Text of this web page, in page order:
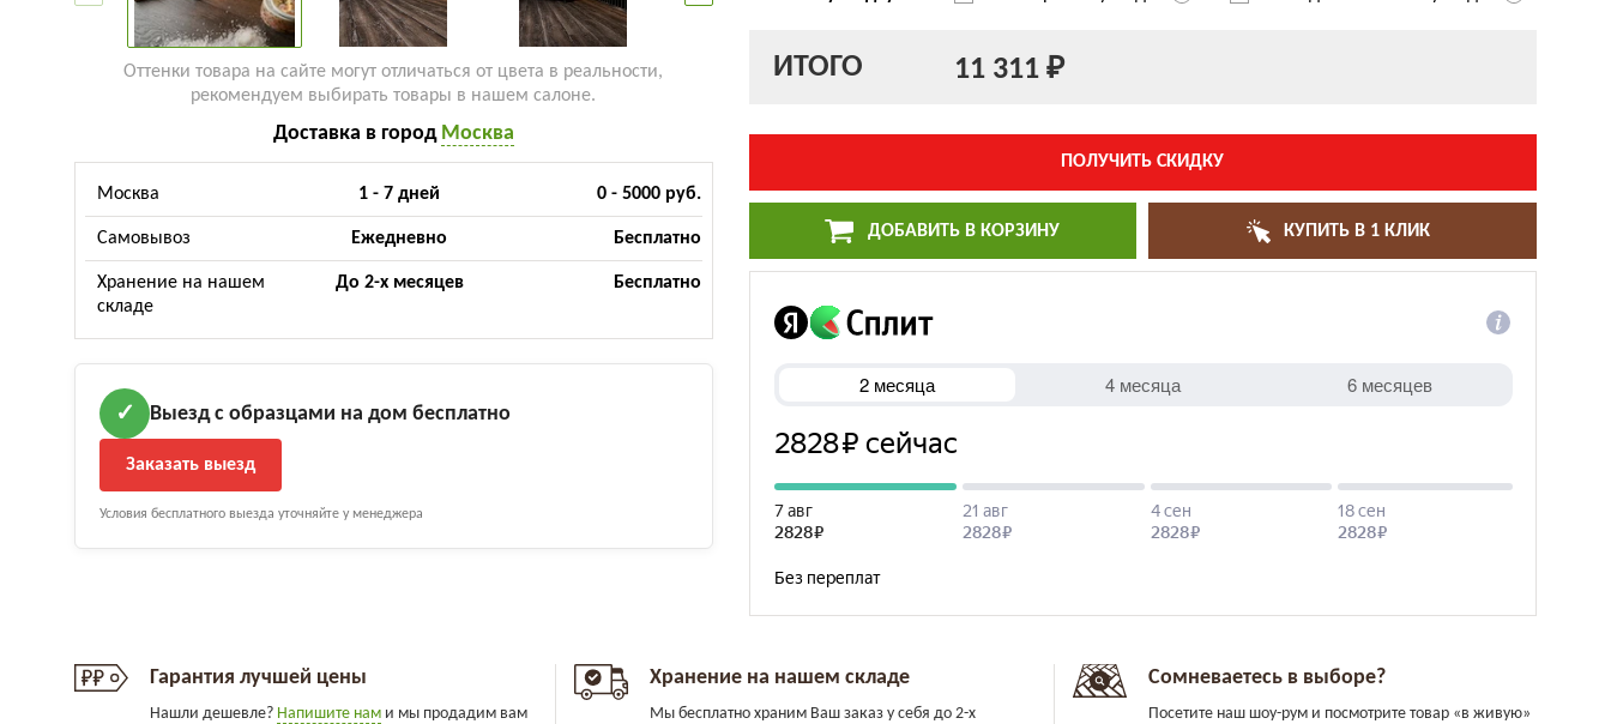
Оттенки товара на сайте могут отличаться от цвета в реальности,
рекомендуем выбирать товары в нашем салоне.
Доставка в город Москва
Москва 1 - 7 дней 0 - 5000 руб.
Самовывоз Ежедневно Бесплатно
Хранение на нашем
складе
До 2-х месяцев Бесплатно
✓ Выезд с образцами на дом бесплатно
Заказать выезд
Условия бесплатного выезда уточняйте у менеджера
ИТОГО 11 311 ₽
ПОЛУЧИТЬ СКИДКУ
ДОБАВИТЬ В КОРЗИНУ КУПИТЬ В 1 КЛИК
Гарантия лучшей цены
Нашли дешевле? Напишите нам и мы продадим вам
Хранение на нашем складе
Мы бесплатно храним Ваш заказ у себя до 2-х
Сомневаетесь в выборе?
Посетите наш шоу-рум и посмотрите товар «в живую»